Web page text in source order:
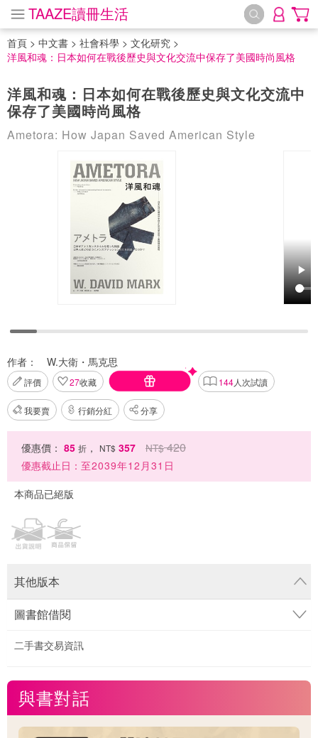
TAAZE讀冊生活
首頁 > 中文書 > 社會科學 > 文化研究 >
洋風和魂：日本如何在戰後歷史與文化交流中保存了美國時尚風格
洋風和魂：日本如何在戰後歷史與文化交流中
保存了美國時尚風格
Ametora: How Japan Saved American Style
作者： W.大衛・馬克思
評價 27收藏 144人次試讀
我要賣 行銷分紅 分享
優惠價： 85 折 ， NT$ 357 NT$ 420
優惠截止日： 至2039年12月31日
本商品已絕版
其他版本
圖書館借閱
二手書交易資訊
與書對話